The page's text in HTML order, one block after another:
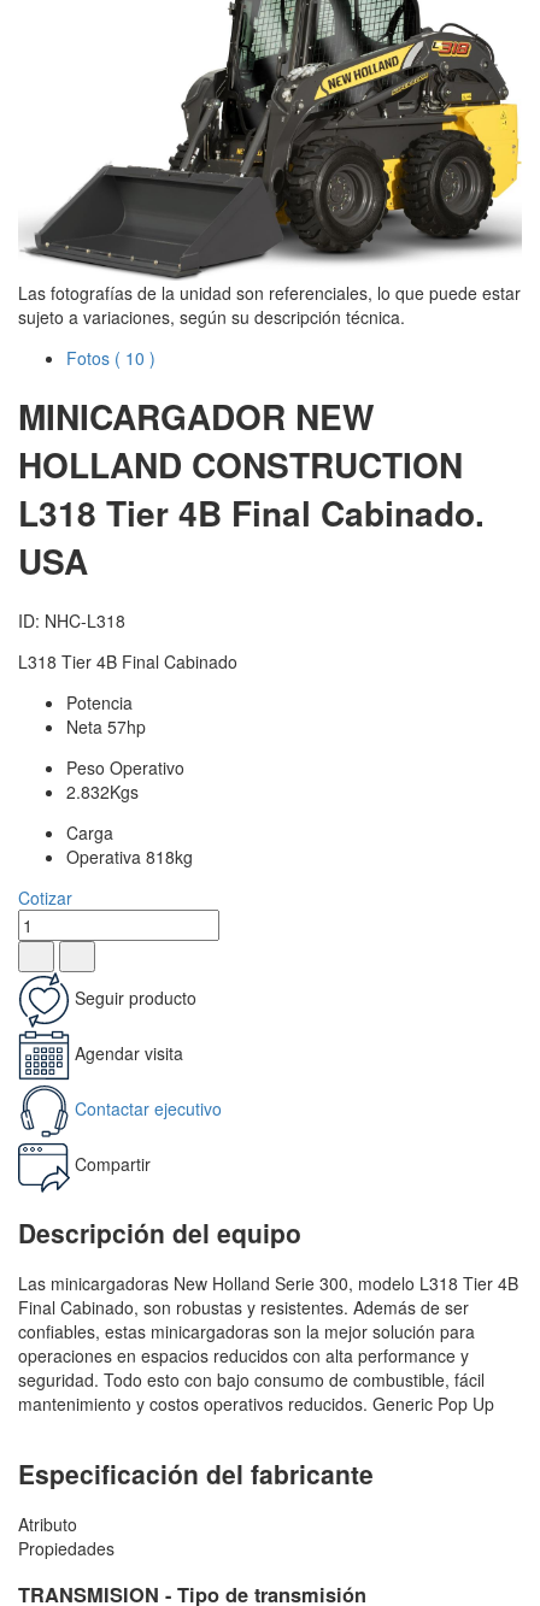
Las fotografías de la unidad son referenciales, lo que puede estar
sujeto a variaciones, según su descripción técnica.
Fotos ( 10 )
MINICARGADOR NEW
HOLLAND CONSTRUCTION
L318 Tier 4B Final Cabinado.
USA
ID: NHC-L318
L318 Tier 4B Final Cabinado
Potencia
Neta 57hp
Peso Operativo
2.832Kgs
Carga
Operativa 818kg
Cotizar
Seguir producto
Agendar visita
Contactar ejecutivo
Compartir
Descripción del equipo
Las minicargadoras New Holland Serie 300, modelo L318 Tier 4B
Final Cabinado, son robustas y resistentes. Además de ser
confiables, estas minicargadoras son la mejor solución para
operaciones en espacios reducidos con alta performance y
seguridad. Todo esto con bajo consumo de combustible, fácil
mantenimiento y costos operativos reducidos. Generic Pop Up
Especificación del fabricante
Atributo
Propiedades
TRANSMISION - Tipo de transmisión